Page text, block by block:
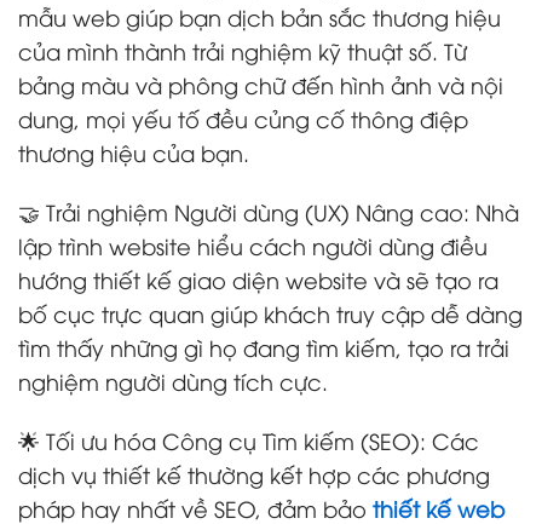
mẫu web giúp bạn dịch bản sắc thương hiệu
của mình thành trải nghiệm kỹ thuật số. Từ
bảng màu và phông chữ đến hình ảnh và nội
dung, mọi yếu tố đều củng cố thông điệp
thương hiệu của bạn.
🤝 Trải nghiệm Người dùng (UX) Nâng cao: Nhà
lập trình website hiểu cách người dùng điều
hướng thiết kế giao diện website và sẽ tạo ra
bố cục trực quan giúp khách truy cập dễ dàng
tìm thấy những gì họ đang tìm kiếm, tạo ra trải
nghiệm người dùng tích cực.
🌟 Tối ưu hóa Công cụ Tìm kiếm (SEO): Các
dịch vụ thiết kế thường kết hợp các phương
pháp hay nhất về SEO, đảm bảo thiết kế web